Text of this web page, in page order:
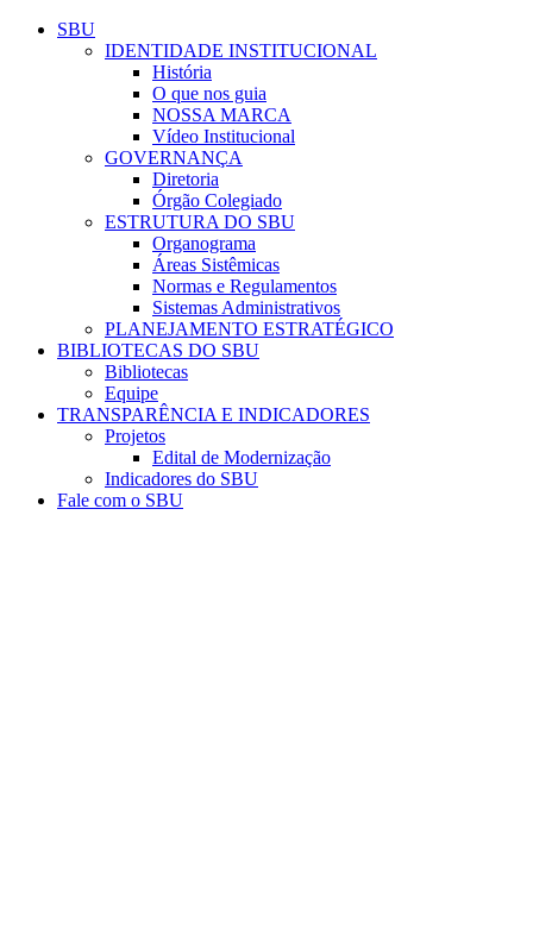
Conteúdo principal
SBU
IDENTIDADE INSTITUCIONAL
História
O que nos guia
NOSSA MARCA
Vídeo Institucional
GOVERNANÇA
Diretoria
Órgão Colegiado
ESTRUTURA DO SBU
Organograma
Áreas Sistêmicas
Normas e Regulamentos
Sistemas Administrativos
PLANEJAMENTO ESTRATÉGICO
BIBLIOTECAS DO SBU
Bibliotecas
Equipe
TRANSPARÊNCIA E INDICADORES
Projetos
Edital de Modernização
Indicadores do SBU
Fale com o SBU